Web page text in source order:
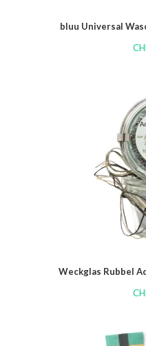
bluu Universal
Weckglas Rubbel